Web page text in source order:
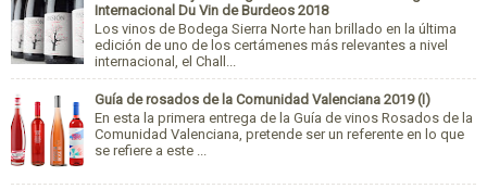
Internacional Du Vin de Burdeos 2018
Los vinos de Bodega Sierra Norte han brillado en la última
edición de uno de los certámenes más relevantes a nivel
internacional, el Chall...
Guía de rosados de la Comunidad Valenciana 2019 (I)
En esta la primera entrega de la Guía de vinos Rosados de la
Comunidad Valenciana, pretende ser un referente en lo que
se refiere a este ...